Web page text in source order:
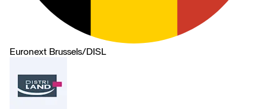
Euronext Brussels/DISL